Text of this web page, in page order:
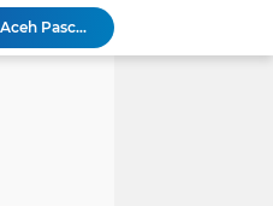
Mualem dan Mentan Sepakat Percepat Pemulihan Pertanian Aceh Pascabencana
Rp 2,5 Triliun Dana Kementan untuk Bencana, Pemerintah Aceh kelola Rp 9,7 M